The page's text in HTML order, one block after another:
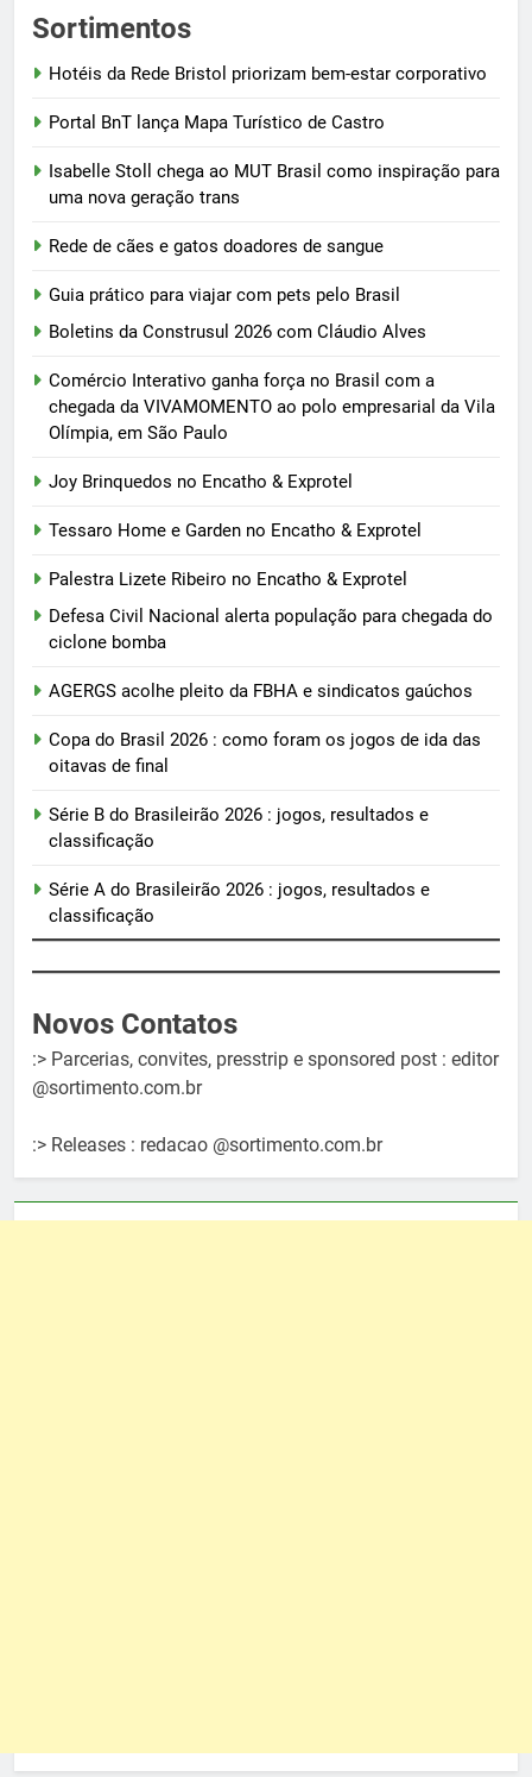
Sortimentos
Hotéis da Rede Bristol priorizam bem-estar corporativo
Portal BnT lança Mapa Turístico de Castro
Isabelle Stoll chega ao MUT Brasil como inspiração para
uma nova geração trans
Rede de cães e gatos doadores de sangue
Guia prático para viajar com pets pelo Brasil
Boletins da Construsul 2026 com Cláudio Alves
Comércio Interativo ganha força no Brasil com a
chegada da VIVAMOMENTO ao polo empresarial da Vila
Olímpia, em São Paulo
Joy Brinquedos no Encatho & Exprotel
Tessaro Home e Garden no Encatho & Exprotel
Palestra Lizete Ribeiro no Encatho & Exprotel
Defesa Civil Nacional alerta população para chegada do
ciclone bomba
AGERGS acolhe pleito da FBHA e sindicatos gaúchos
Copa do Brasil 2026 : como foram os jogos de ida das
oitavas de final
Série B do Brasileirão 2026 : jogos, resultados e
classificação
Série A do Brasileirão 2026 : jogos, resultados e
classificação
Novos Contatos
:> Parcerias, convites, presstrip e sponsored post : editor
@sortimento.com.br
:> Releases : redacao @sortimento.com.br